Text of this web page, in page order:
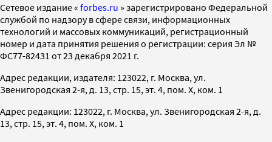
Cетевое издание « forbes.ru » зарегистрировано Федеральной
службой по надзору в сфере связи, информационных
технологий и массовых коммуникаций, регистрационный
номер и дата принятия решения о регистрации: серия Эл №
ФС77-82431 от 23 декабря 2021 г.
Адрес редакции, издателя: 123022, г. Москва, ул.
Звенигородская 2-я, д. 13, стр. 15, эт. 4, пом. X, ком. 1
Адрес редакции: 123022, г. Москва, ул. Звенигородская 2-я, д.
13, стр. 15, эт. 4, пом. X, ком. 1